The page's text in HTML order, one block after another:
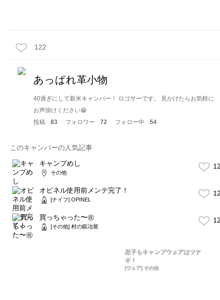
122
あっぱれ革小物
40過ぎにして新米キャンパー！ ロゴサーです。 見かけたらお気軽に
お声掛けください😁
投稿
83 フォロワー 72 フォロー中 54
このキャンパーの人気記事
キャンプめし
その他
オピネル使用前メンテ完了！
[ナイフ] OPINEL
買っちゃった〜㊗️
[その他] 村の鍛冶屋
息子もキャンプウェアはツナ
ギ！
[ウェア] その他